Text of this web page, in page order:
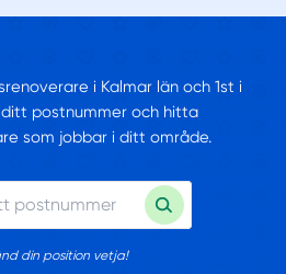
i Kalmar län och 1st i
ditt postnummer och hitta
som jobbar i ditt område.
din position vetja!